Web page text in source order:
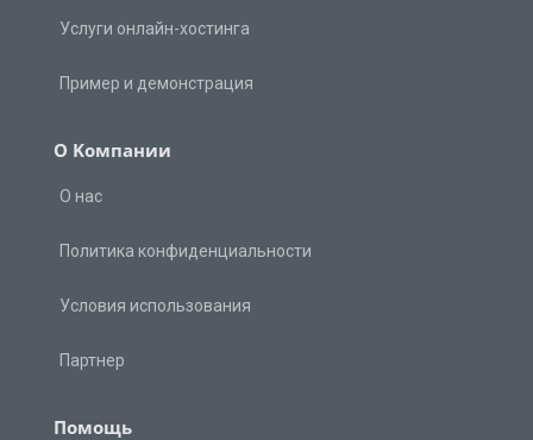
Услуги онлайн-хостинга
Пример и демонстрация
О Kомпании
О нас
Политика конфиденциальности
Условия использования
Партнер
Помощь